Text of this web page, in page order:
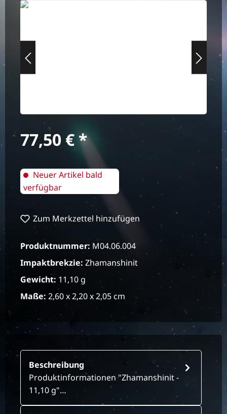
Bildergalerie überspringen
Regulärer Preis:
77,50 €
Neuer Artikel bald
verfügbar
Zum Merkzettel hinzufügen
Produktnummer: M04.06.004
Impaktbrekzie: Zhamanshinit
Gewicht: 11,10 g
Maße: 2,60 x 2,20 x 2,05 cm
Beschreibung
Produktinformationen "Zhamanshinit -
11,10 g"…